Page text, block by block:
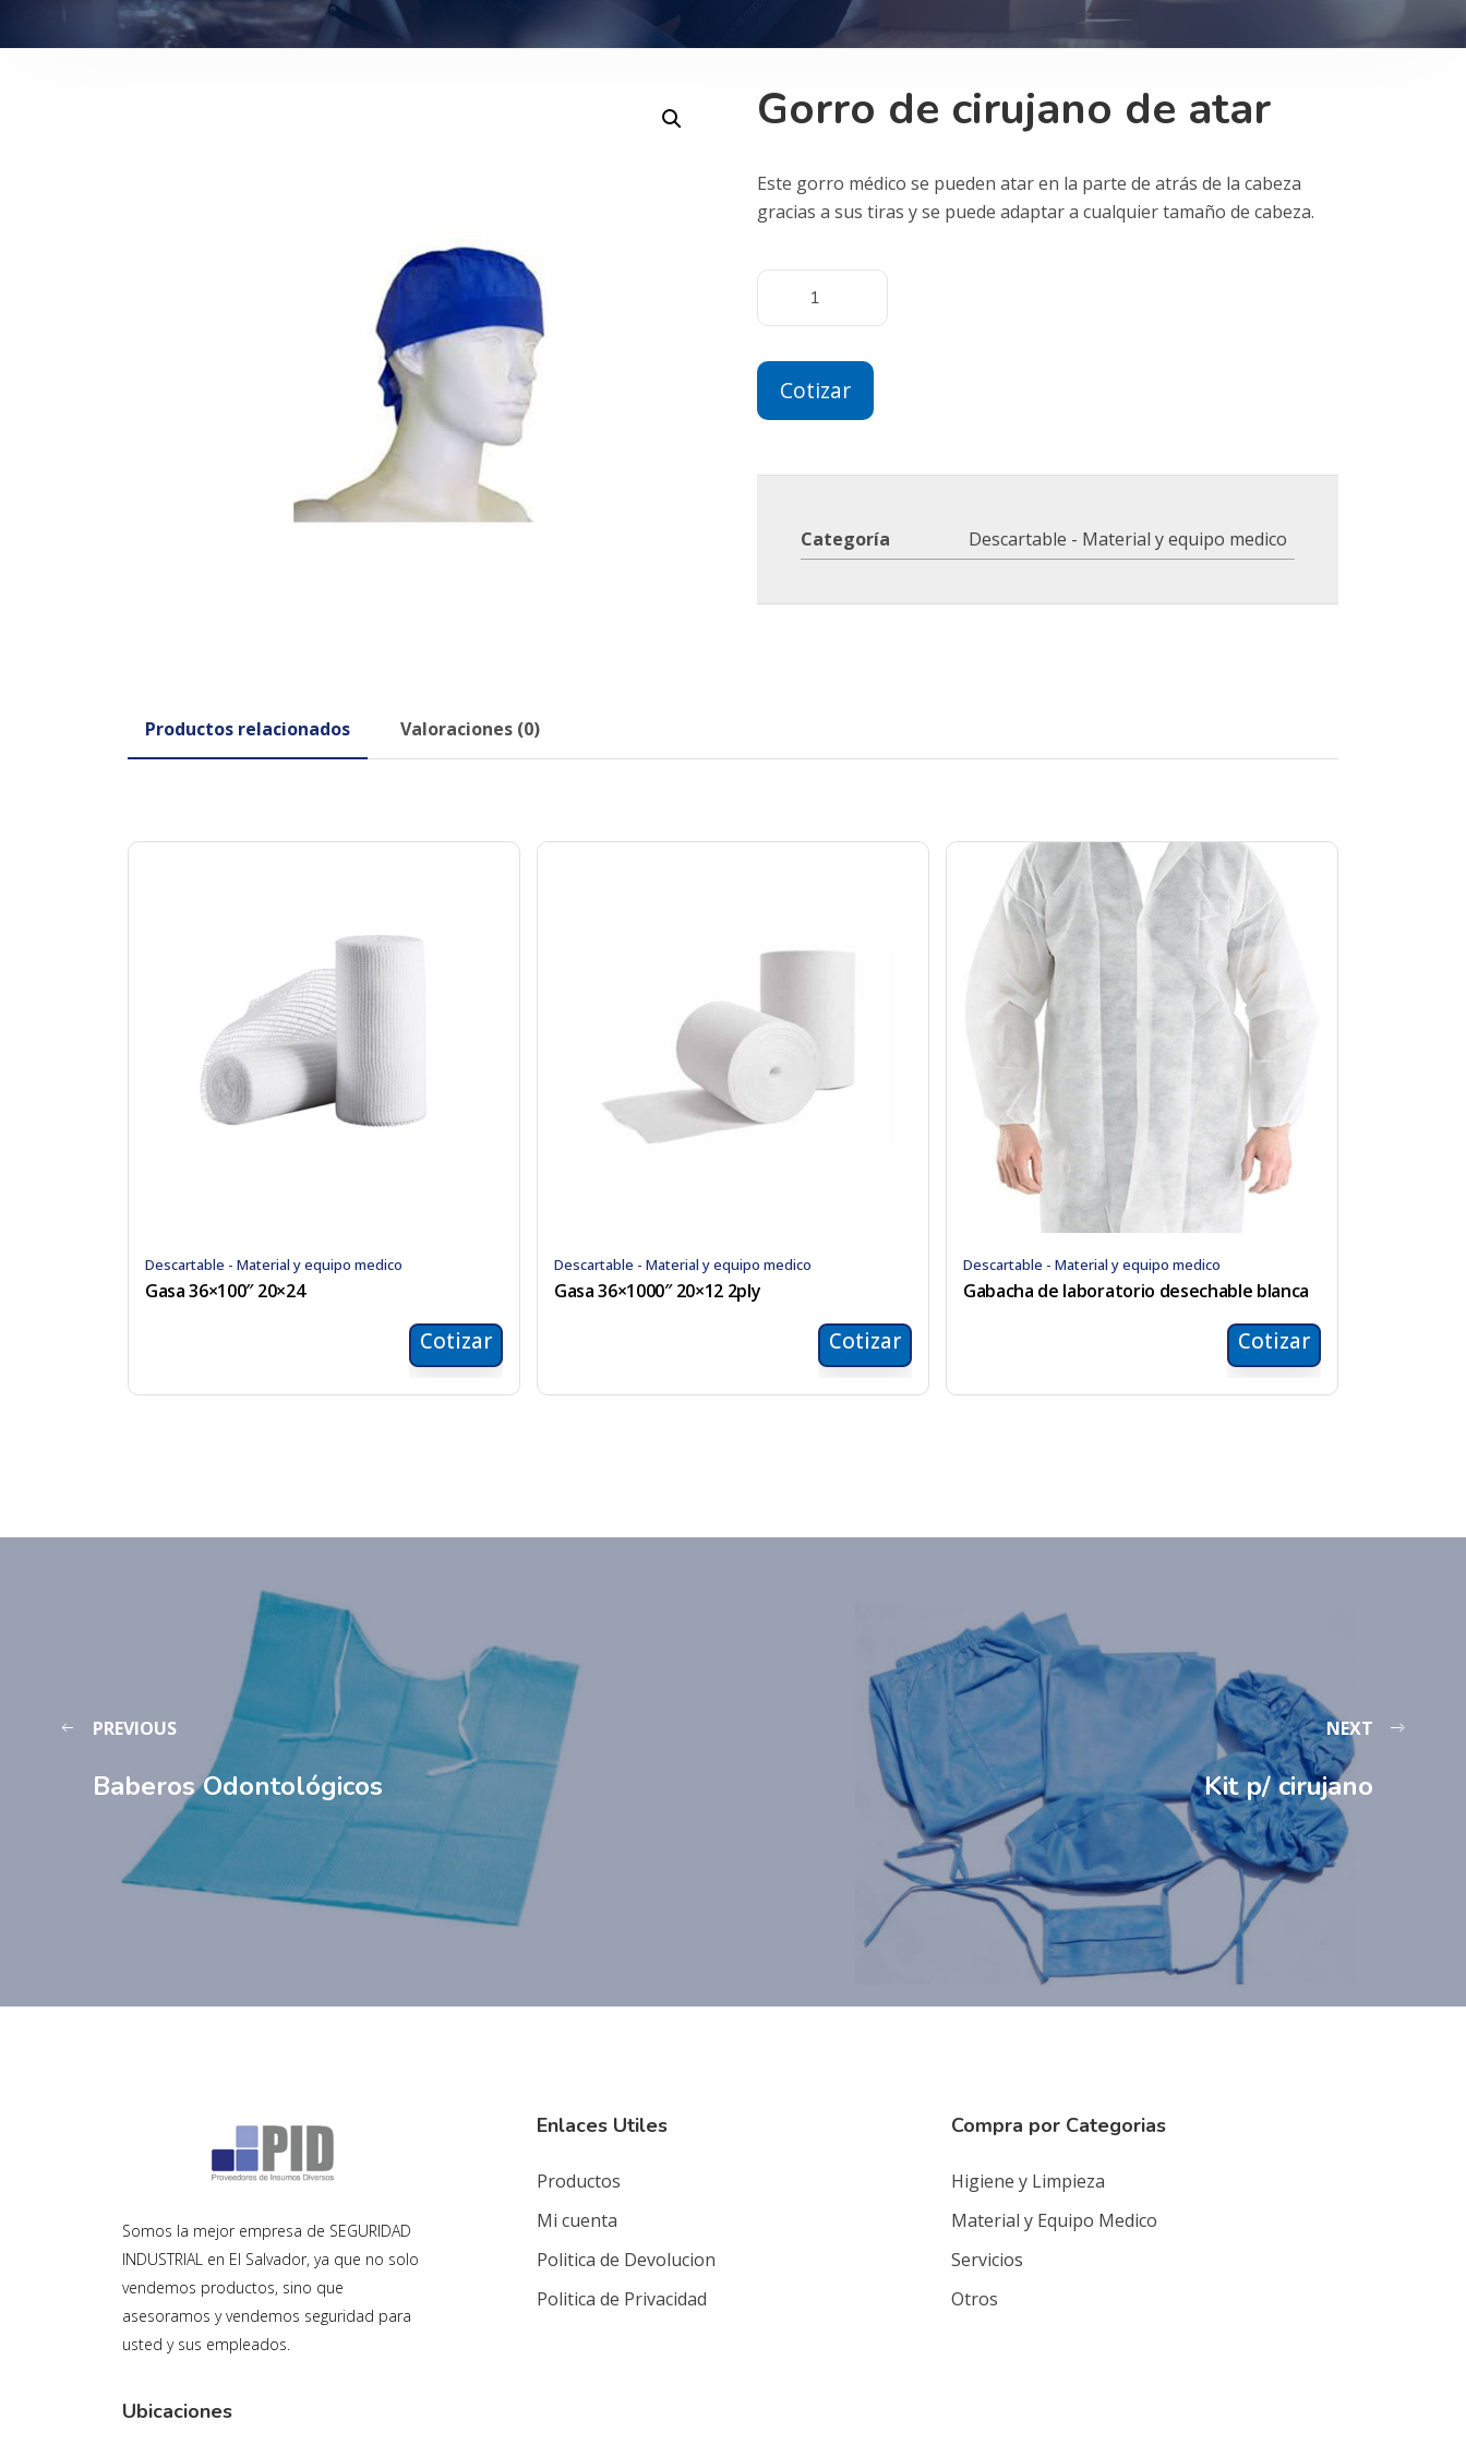
Gorro de cirujano de atar
Este gorro médico se pueden atar en la parte de atrás de la cabeza
gracias a sus tiras y se puede adaptar a cualquier tamaño de cabeza.
Cotizar
Categoría Descartable - Material y equipo medico
Productos relacionados Valoraciones (0)
Descartable - Material y equipo medico
Gasa 36×100″ 20×24
Cotizar
Descartable - Material y equipo medico
Gasa 36×1000″ 20×12 2ply
Cotizar
Descartable - Material y equipo medico
Gabacha de laboratorio desechable blanca
Cotizar
PREVIOUS
Baberos Odontológicos
NEXT
Kit p/ cirujano
Somos la mejor empresa de SEGURIDAD
INDUSTRIAL en El Salvador, ya que no solo
vendemos productos, sino que
asesoramos y vendemos seguridad para
usted y sus empleados.
Ubicaciones
Enlaces Utiles
Productos
Mi cuenta
Politica de Devolucion
Politica de Privacidad
Compra por Categorias
Higiene y Limpieza
Material y Equipo Medico
Servicios
Otros